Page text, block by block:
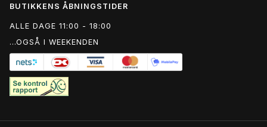
BUTIKKENS ÅBNINGSTIDER
ALLE DAGE 11:00 - 18:00
...OGSÅ I WEEKENDEN